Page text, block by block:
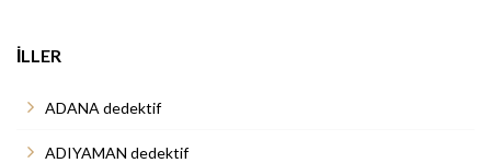
İLLER
ADANA dedektif
ADIYAMAN dedektif